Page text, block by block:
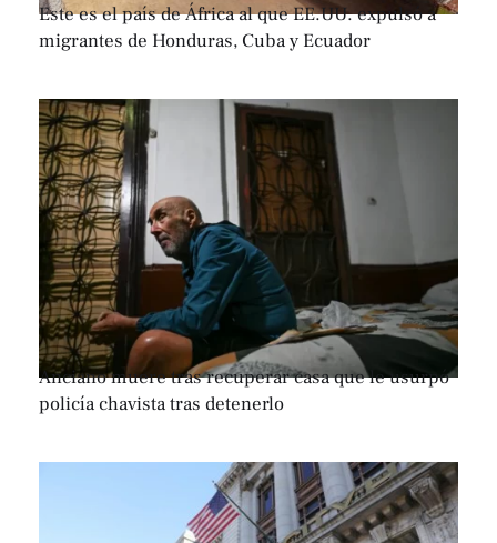
Este es el país de África al que EE.UU. expulsó a
migrantes de Honduras, Cuba y Ecuador
Anciano muere tras recuperar casa que le usurpó
policía chavista tras detenerlo